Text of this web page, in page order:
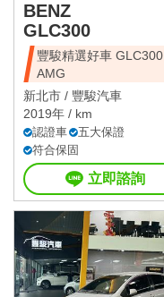
BENZ
GLC300
豐駿精選好車 GLC300
AMG
新北市 / 豐駿汽車
2019年 / km
認證車
五大保證
符合保固
立即諮詢